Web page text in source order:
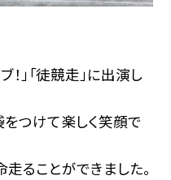
！」「徒競走」に出演し
つけて楽しく笑顔で
ることができました。